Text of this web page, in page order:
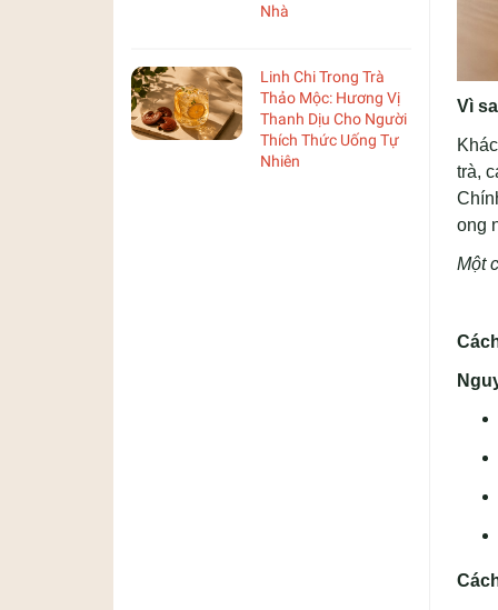
Nhà
Linh Chi Trong Trà
Thảo Mộc: Hương Vị
Thanh Dịu Cho Người
Thích Thức Uống Tự
Nhiên
Vì
trà,
ong
Một